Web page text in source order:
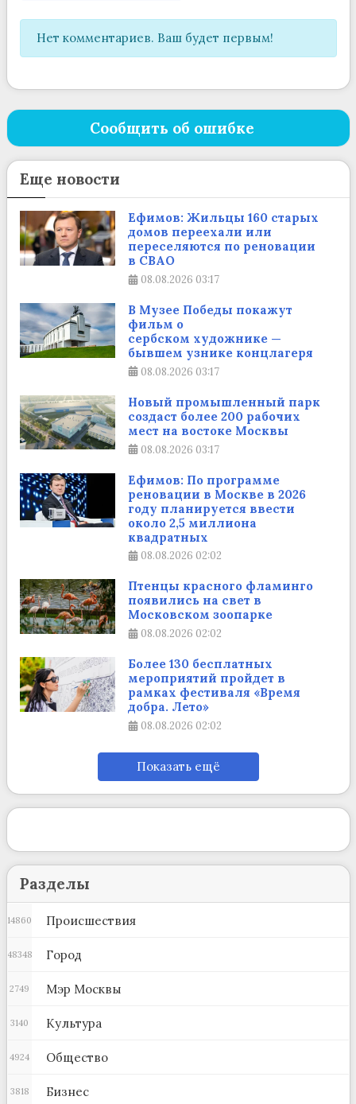
Нет комментариев. Ваш будет первым!
Сообщить об ошибке
Еще новости
Ефимов: Жильцы 160 старых
домов переехали или
переселяются по реновации
в СВАО
08.08.2026 03:17
В Музее Победы покажут
фильм о
сербском художнике —
бывшем узнике концлагеря
08.08.2026 03:17
Новый промышленный парк
создаст более 200 рабочих
мест на востоке Москвы
08.08.2026 03:17
Ефимов: По программе
реновации в Москве в 2026
году планируется ввести
около 2,5 миллиона
квадратных
08.08.2026 02:02
Птенцы красного фламинго
появились на свет в
Московском зоопарке
08.08.2026 02:02
Более 130 бесплатных
мероприятий пройдет в
рамках фестиваля «Время
добра. Лето»
08.08.2026 02:02
Показать ещё
Разделы
Происшествия
14860
Город
48348
Мэр Москвы
2749
Культура
3140
Общество
4924
Бизнес
3818